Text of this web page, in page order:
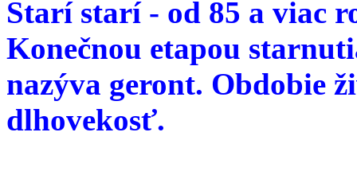
Starí starí - od 85 a viac
Konečnou etapou
nazýva geront. Obdobie
dlhovekosť.